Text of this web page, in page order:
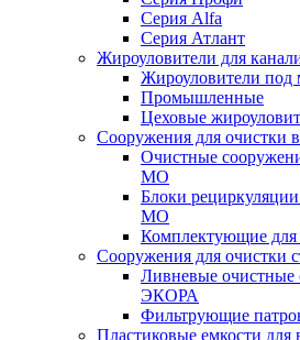
Серия Alfa
Серия Атлант
Жироуловители для
Жироуловители под
Промышленные
Цеховые
Сооружения для очистки
Очистные
МО
Блоки
МО
Комплектующие
Сооружения для очистки
Ливневые
ЭКОРА
Фильтрующие
Пластиковые емкости для